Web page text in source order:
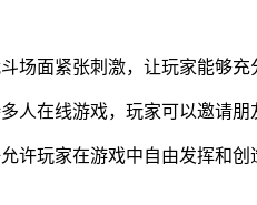
场面紧张刺激，让玩家能够充
人在线游戏，玩家可以邀请朋
许玩家在游戏中自由发挥和